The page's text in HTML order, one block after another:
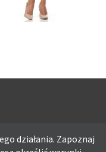
działania. Zapoznaj